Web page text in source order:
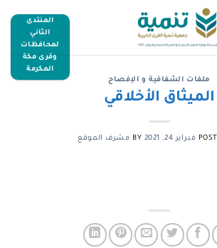
المنتدى
الثاني
لمحافظات
وقرى مكة
المكرمة
ملفات الشفافية و الإفصاح
الميثاق الأخلاقي
فبراير 24, 2021 مشرف الموقع